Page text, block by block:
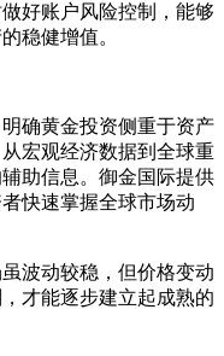
好账户风险控制，能够
稳健增值。
确黄金投资侧重于资产
宏观经济数据到全球重
助信息。御金国际提供
快速掌握全球市场动
波动较稳，但价格变动
才能逐步建立起成熟的